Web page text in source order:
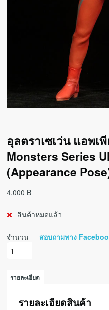
อุลตราเซเว่น แอพเ
Monsters Series
(Appearance
4,000 ฿
สินค้าหมดแล้ว
จำนวน สอบถามทาง
รายละเอียด
รายละเอียดสินค้า